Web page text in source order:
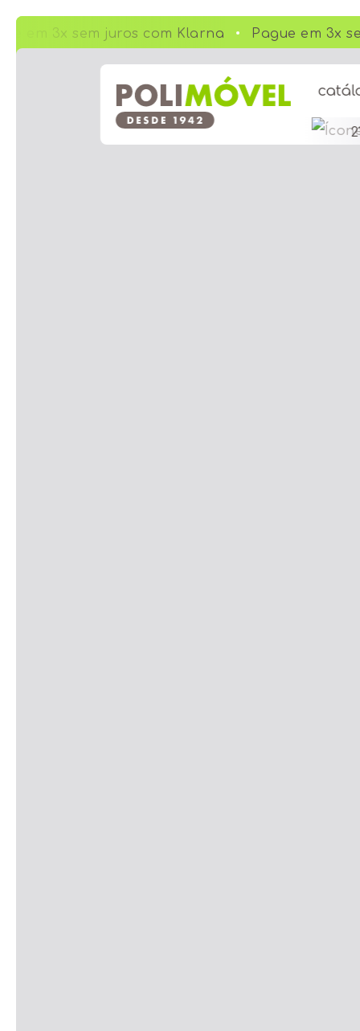
em 3x sem juros com Klarna Pague em 3x